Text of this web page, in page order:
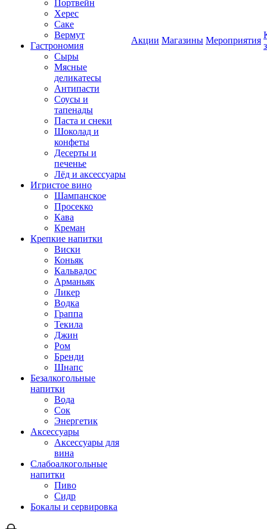
Портвейн
Херес
Саке
Вермут
Гастрономия
Сыры
Мясные
деликатесы
Антипасти
Соусы и
тапенады
Паста и снеки
Шоколад и
конфеты
Десерты и
печенье
Лёд и аксессуары
Игристое вино
Шампанское
Просекко
Кава
Креман
Крепкие напитки
Виски
Коньяк
Кальвадос
Арманьяк
Ликер
Водка
Граппа
Текила
Джин
Ром
Бренди
Шнапс
Безалкогольные
напитки
Вода
Сок
Энергетик
Аксессуары
Аксессуары для
вина
Слабоалкогольные
напитки
Пиво
Сидр
Бокалы и сервировка
Акции Магазины Мероприятия